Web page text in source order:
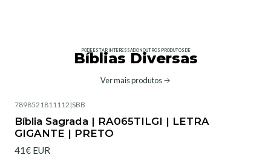
PODE ESTAR INTERESSADO NOUTROS PRODUTOS DE
Bíblias Diversas
Ver mais produtos
7898521811112 |SBB
Bíblia Sagrada | RA065TILGI | LETRA
GIGANTE | PRETO
41€ EUR